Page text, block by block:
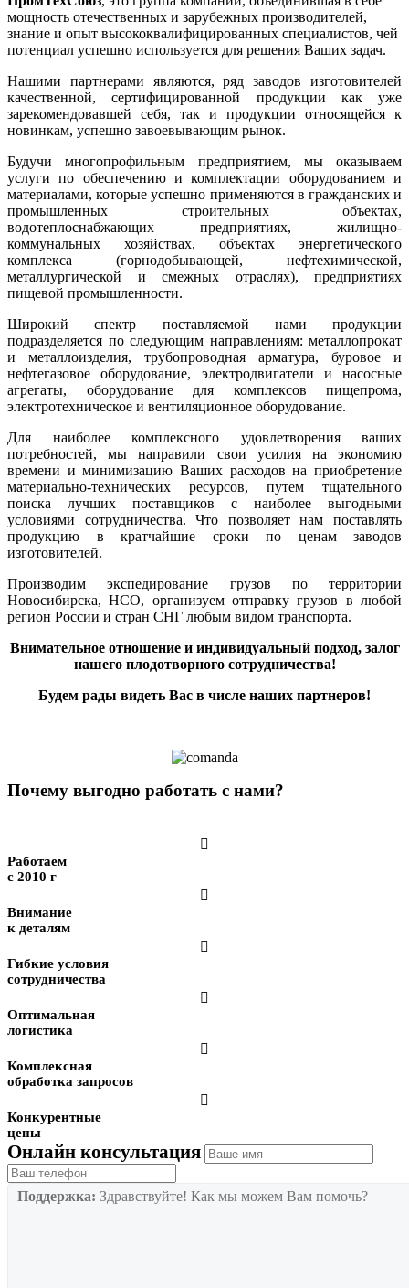
мощность отечественных и зарубежных производителей,
знание и опыт высококвалифицированных специалистов, чей
потенциал успешно используется для решения Ваших задач.
Нашими партнерами являются, ряд заводов изготовителей
качественной, сертифицированной продукции как уже
зарекомендовавшей себя, так и продукции относящейся к
новинкам, успешно завоевывающим рынок.
Будучи многопрофильным предприятием, мы оказываем
услуги по обеспечению и комплектации оборудованием и
материалами, которые успешно применяются в гражданских и
промышленных строительных объектах,
водотеплоснабжающих предприятиях, жилищно-
коммунальных хозяйствах, объектах энергетического
комплекса (горнодобывающей, нефтехимической,
металлургической и смежных отраслях), предприятиях
пищевой промышленности.
Широкий спектр поставляемой нами продукции
подразделяется по следующим направлениям: металлопрокат
и металлоизделия, трубопроводная арматура, буровое и
нефтегазовое оборудование, электродвигатели и насосные
агрегаты, оборудование для комплексов пищепрома,
электротехническое и вентиляционное оборудование.
Для наиболее комплексного удовлетворения ваших
потребностей, мы направили свои усилия на экономию
времени и минимизацию Ваших расходов на приобретение
материально-технических ресурсов, путем тщательного
поиска лучших поставщиков с наиболее выгодными
условиями сотрудничества. Что позволяет нам поставлять
продукцию в кратчайшие сроки по ценам заводов
изготовителей.
Производим экспедирование грузов по территории
Новосибирска, НСО, организуем отправку грузов в любой
регион России и стран СНГ любым видом транспорта.
Внимательное отношение и индивидуальный подход, залог
нашего плодотворного сотрудничества!
Будем рады видеть Вас в числе наших партнеров!
Почему выгодно работать с нами?

Работаем
с 2010 г

Внимание
к деталям

Гибкие условия
сотрудничества

Оптимальная
логистика

Комплексная
обработка запросов

Конкурентные
цены
Онлайн консультация
Поддержка: Здравствуйте! Как мы можем Вам помочь?